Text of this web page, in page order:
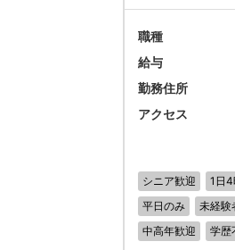
職種
給与
勤務住所
アクセス
シニア歓迎 1日4
平日のみ
未経験
中高年歓迎
学歴